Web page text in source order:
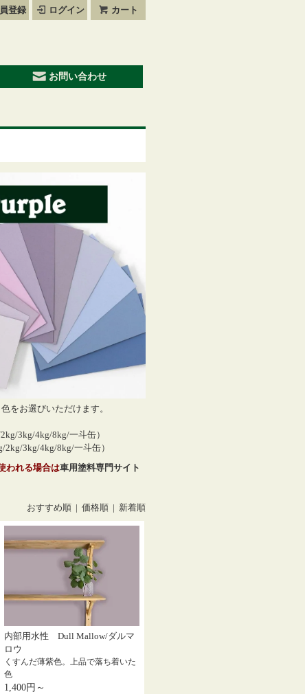
登録 ログイン カート
お問い合わせ
をお選びいただけます。
2kg/3kg/4kg/8kg/一斗缶）
2kg/3kg/4kg/8kg/一斗缶）
われる場合は車用塗料専門サイト
おすすめ順 | 価格順 | 新着順
内部用水性 Dull Mallow/ダルマ
ロウ
くすんだ薄紫色。上品で落ち着いた
色
1,400円～